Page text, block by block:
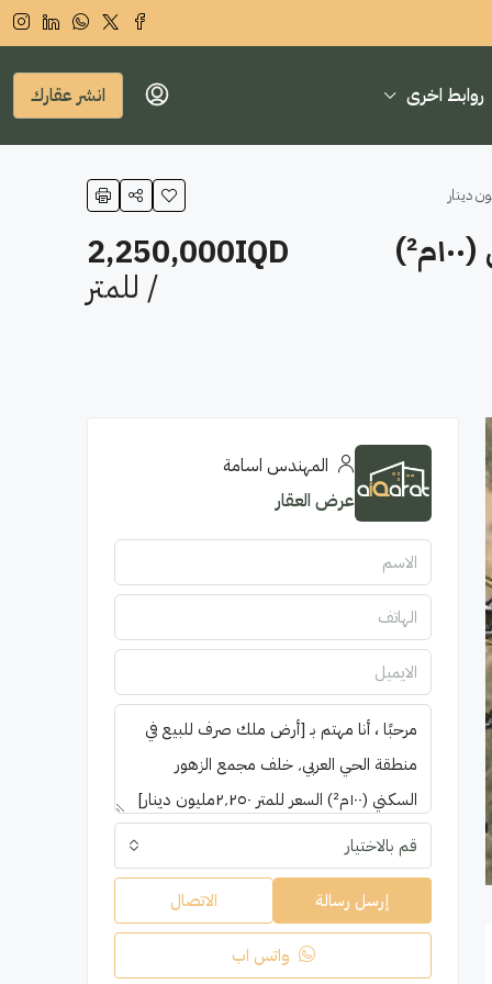
روابط اخرى انشر عقارك
أرض ملك صرف للبيع في منطقة الحي العربي٬ خلف مجمع الزهور السكني (١٠٠م²)
2,250,000IQD
/ للمتر
المهندس اسامة
عرض العقار
قم بالاختيار
إرسل رسالة الاتصال
واتس اب